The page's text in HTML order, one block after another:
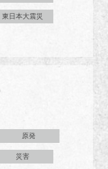
東日本大震災
原発
災害